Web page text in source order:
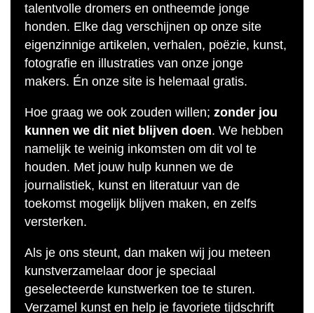
talentvolle dromers en ontheemde jonge
honden. Elke dag verschijnen op onze site
eigenzinnige artikelen, verhalen, poëzie, kunst,
fotografie en illustraties van onze jonge
makers. Én onze site is helemaal gratis.
Hoe graag we ook zouden willen; zonder jou
kunnen we dit niet blijven doen. We hebben
namelijk te weinig inkomsten om dit vol te
houden. Met jouw hulp kunnen we de
journalistiek, kunst en literatuur van de
toekomst mogelijk blijven maken, en zelfs
versterken.
Als je ons steunt, dan maken wij jou meteen
kunstverzamelaar door je speciaal
geselecteerde kunstwerken toe te sturen.
Verzamel kunst en help je favoriete tijdschrift